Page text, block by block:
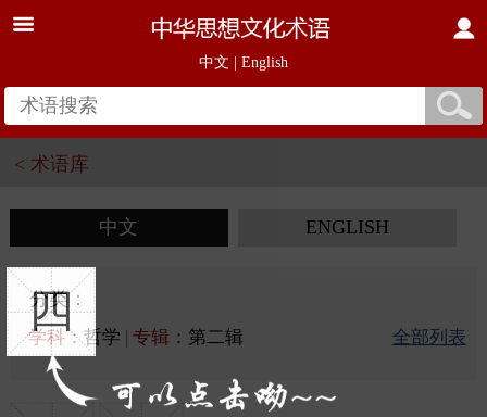
中文 English
四
< 术语库
中文 ENGLISH
分类：
学科：哲学 专辑： 第二辑 全部列表